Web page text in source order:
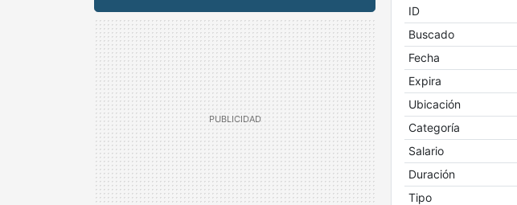
ID
Buscado
Fecha
Expira
Ubicación
Categoría
Salario
Duración
Tipo